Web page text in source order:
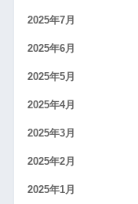
2025年7月
2025年6月
2025年5月
2025年4月
2025年3月
2025年2月
2025年1月